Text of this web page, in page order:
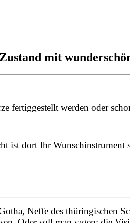
mit
fertiggestellt werden oder
ist dort Ihr Wunschinstrument
Neffe des thüringischen